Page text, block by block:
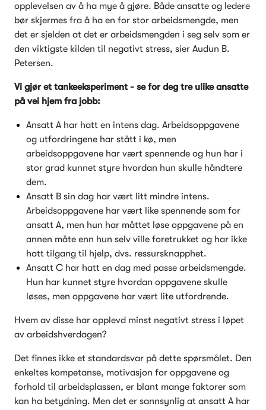
opplevelsen av å ha mye å gjøre. Både ansatte og ledere
bør skjermes fra å ha en for stor arbeidsmengde, men
det er sjelden at det er arbeidsmengden i seg selv som er
den viktigste kilden til negativt stress, sier Audun B.
Petersen.
Vi gjør et tankeeksperiment - se for deg tre ulike ansatte
på vei hjem fra jobb:
Ansatt A har hatt en intens dag. Arbeidsoppgavene
og utfordringene har stått i kø, men
arbeidsoppgavene har vært spennende og hun har i
stor grad kunnet styre hvordan hun skulle håndtere
dem.
Ansatt B sin dag har vært litt mindre intens.
Arbeidsoppgavene har vært like spennende som for
ansatt A, men hun har måttet løse oppgavene på en
annen måte enn hun selv ville foretrukket og har ikke
hatt tilgang til hjelp, dvs. ressursknapphet.
Ansatt C har hatt en dag med passe arbeidsmengde.
Hun har kunnet styre hvordan oppgavene skulle
løses, men oppgavene har vært lite utfordrende.
Hvem av disse har opplevd minst negativt stress i løpet
av arbeidshverdagen?
Det finnes ikke et standardsvar på dette spørsmålet. Den
enkeltes kompetanse, motivasjon for oppgavene og
forhold til arbeidsplassen, er blant mange faktorer som
kan ha betydning. Men det er sannsynlig at ansatt A har